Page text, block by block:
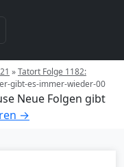
»Tatort Folge 1182:
gibt-es-immer-wieder-00
Neue Folgen gibt
→